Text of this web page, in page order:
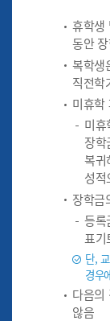
휴학생
동안
복학생
직전학
미휴학
미
장
복귀
성적
장학금
등록
표기
단,
경우
다음의
않음